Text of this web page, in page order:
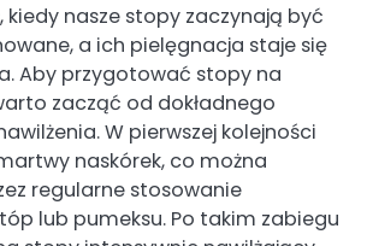
kiedy nasze stopy zaczynają być
a ich pielęgnacja staje się
Aby przygotować stopy na
zacząć od dokładnego
W pierwszej kolejności
naskórek, co można
regularne stosowanie
lub pumeksu. Po takim zabiegu